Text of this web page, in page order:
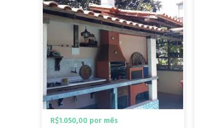
R$1.050,00 por mês